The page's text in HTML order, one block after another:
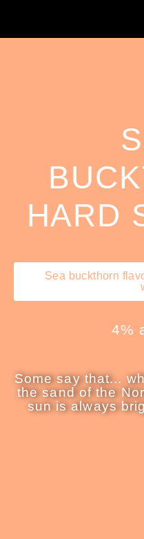
HARD
Sea buckthorn
4%
Some say that...
the sand of the
sun is always